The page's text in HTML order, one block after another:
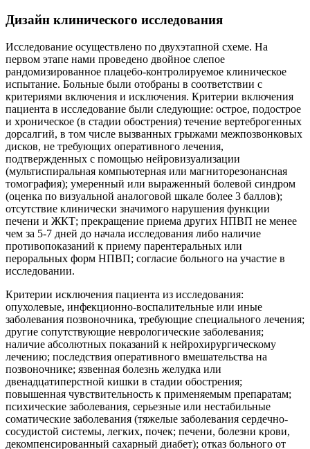
Дизайн клинического исследования
Исследование осуществлено по двухэтапной схеме. На
первом этапе нами проведено двойное слепое
рандомизированное плацебо-контролируемое клиническое
испытание. Больные были отобраны в соответствии с
критериями включения и исключения. Критерии включения
пациента в исследование были следующие: острое, подострое
и хроническое (в стадии обострения) течение вертеброгенных
дорсалгий, в том числе вызванных грыжами межпозвонковых
дисков, не требующих оперативного лечения,
подтвержденных с помощью нейровизуализации
(мультиспиральная компьютерная или магниторезонансная
томография); умеренный или выраженный болевой синдром
(оценка по визуальной аналоговой шкале более 3 баллов);
отсутствие клинически значимого нарушения функции
печени и ЖКТ; прекращение приема других НПВП не менее
чем за 5-7 дней до начала исследования либо наличие
противопоказаний к приему парентеральных или
пероральных форм НПВП; согласие больного на участие в
исследовании.
Критерии исключения пациента из исследования:
опухолевые, инфекционно-воспалительные или иные
заболевания позвоночника, требующие специального лечения;
другие сопутствующие неврологические заболевания;
наличие абсолютных показаний к нейрохирургическому
лечению; последствия оперативного вмешательства на
позвоночнике; язвенная болезнь желудка или
двенадцатиперстной кишки в стадии обострения;
повышенная чувствительность к применяемым препаратам;
психические заболевания, серьезные или нестабильные
соматические заболевания (тяжелые заболевания сердечно-
сосудистой системы, легких, почек; печени, болезни крови,
декомпенсированный сахарный диабет); отказ больного от